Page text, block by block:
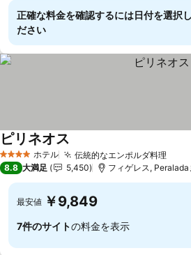
正確な料金を確認するには日付を選択
ださい
4 ホテルのランク
ホテル 伝統的なエンポルダ料理料金
ピリネオス
8.8 大満足 5,450 フィゲレス,
最安値 ￥9,849
7件のサイトの料金を表示